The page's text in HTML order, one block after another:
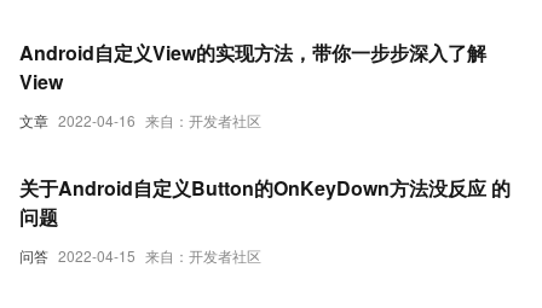
文章 2022-04-16 来自：开发者社区
Android自定义View的实现方法，带你一步步深入了解
View
问答 2022-04-15 来自：开发者社区
关于Android自定义Button的OnKeyDown方法没反应 的
问题